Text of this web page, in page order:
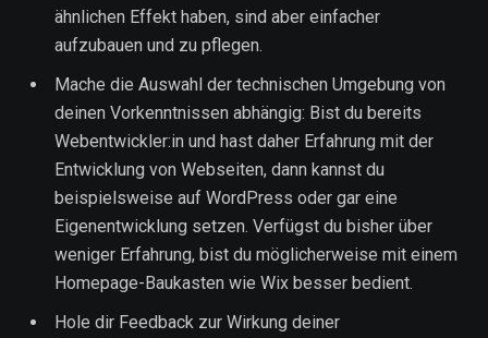
ähnlichen Effekt haben, sind aber einfacher
aufzubauen und zu pflegen.
Mache die Auswahl der technischen Umgebung von
deinen Vorkenntnissen abhängig: Bist du bereits
Webentwickler:in und hast daher Erfahrung mit der
Entwicklung von Webseiten, dann kannst du
beispielsweise auf WordPress oder gar eine
Eigenentwicklung setzen. Verfügst du bisher über
weniger Erfahrung, bist du möglicherweise mit einem
Homepage-Baukasten wie Wix besser bedient.
Hole dir Feedback zur Wirkung deiner